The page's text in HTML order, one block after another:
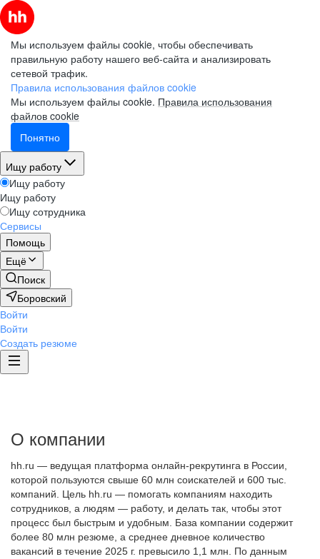
Мы используем файлы cookie, чтобы обеспечивать
правильную работу нашего веб-сайта и анализировать
сетевой трафик.
Правила использования файлов cookie
Мы используем файлы cookie. Правила использования
файлов cookie
Понятно
Ищу работу
Ищу работу
Ищу работу
Ищу сотрудника
Сервисы
Помощь
Ещё
Поиск
Боровский
Войти
Войти
Создать резюме
О компании
hh.ru — ведущая платформа онлайн-рекрутинга в России,
которой пользуются свыше 60 млн соискателей и 600 тыс.
компаний. Цель hh.ru — помогать компаниям находить
сотрудников, а людям — работу, и делать так, чтобы этот
процесс был быстрым и удобным. База компании содержит
более 80 млн резюме, а среднее дневное количество
вакансий в течение 2025 г. превысило 1,1 млн. По данным